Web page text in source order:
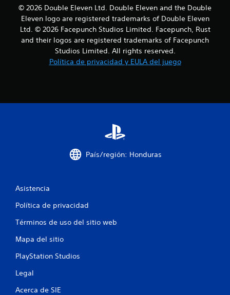
i
n
c
s
© 2026 Double Eleven Ltd. Double Eleven and the Double
Eleven logo are registered trademarks of Double Eleven
Ltd. © 2026 Facepunch Studios Limited. Facepunch, Rust
and their logos are registered trademarks of Facepunch
Studios Limited. All rights reserved.
Política de privacidad y EULA del juego
País/región: Honduras
Asistencia
Política de privacidad
Términos de uso del sitio web
Mapa del sitio
PlayStation Studios
Legal
Acerca de SIE